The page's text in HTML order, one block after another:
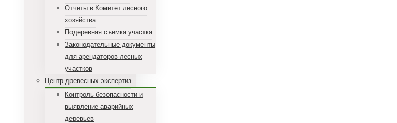
Отчеты в Комитет лесного
хозяйства
Подеревная съемка участка
Законодательные документы
для арендаторов лесных
участков
Центр древесных экспертиз
Контроль безопасности и
выявление аварийных
деревьев